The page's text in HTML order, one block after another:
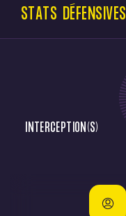
STATS DÉFENSIVES
INTERCEPTION(S)